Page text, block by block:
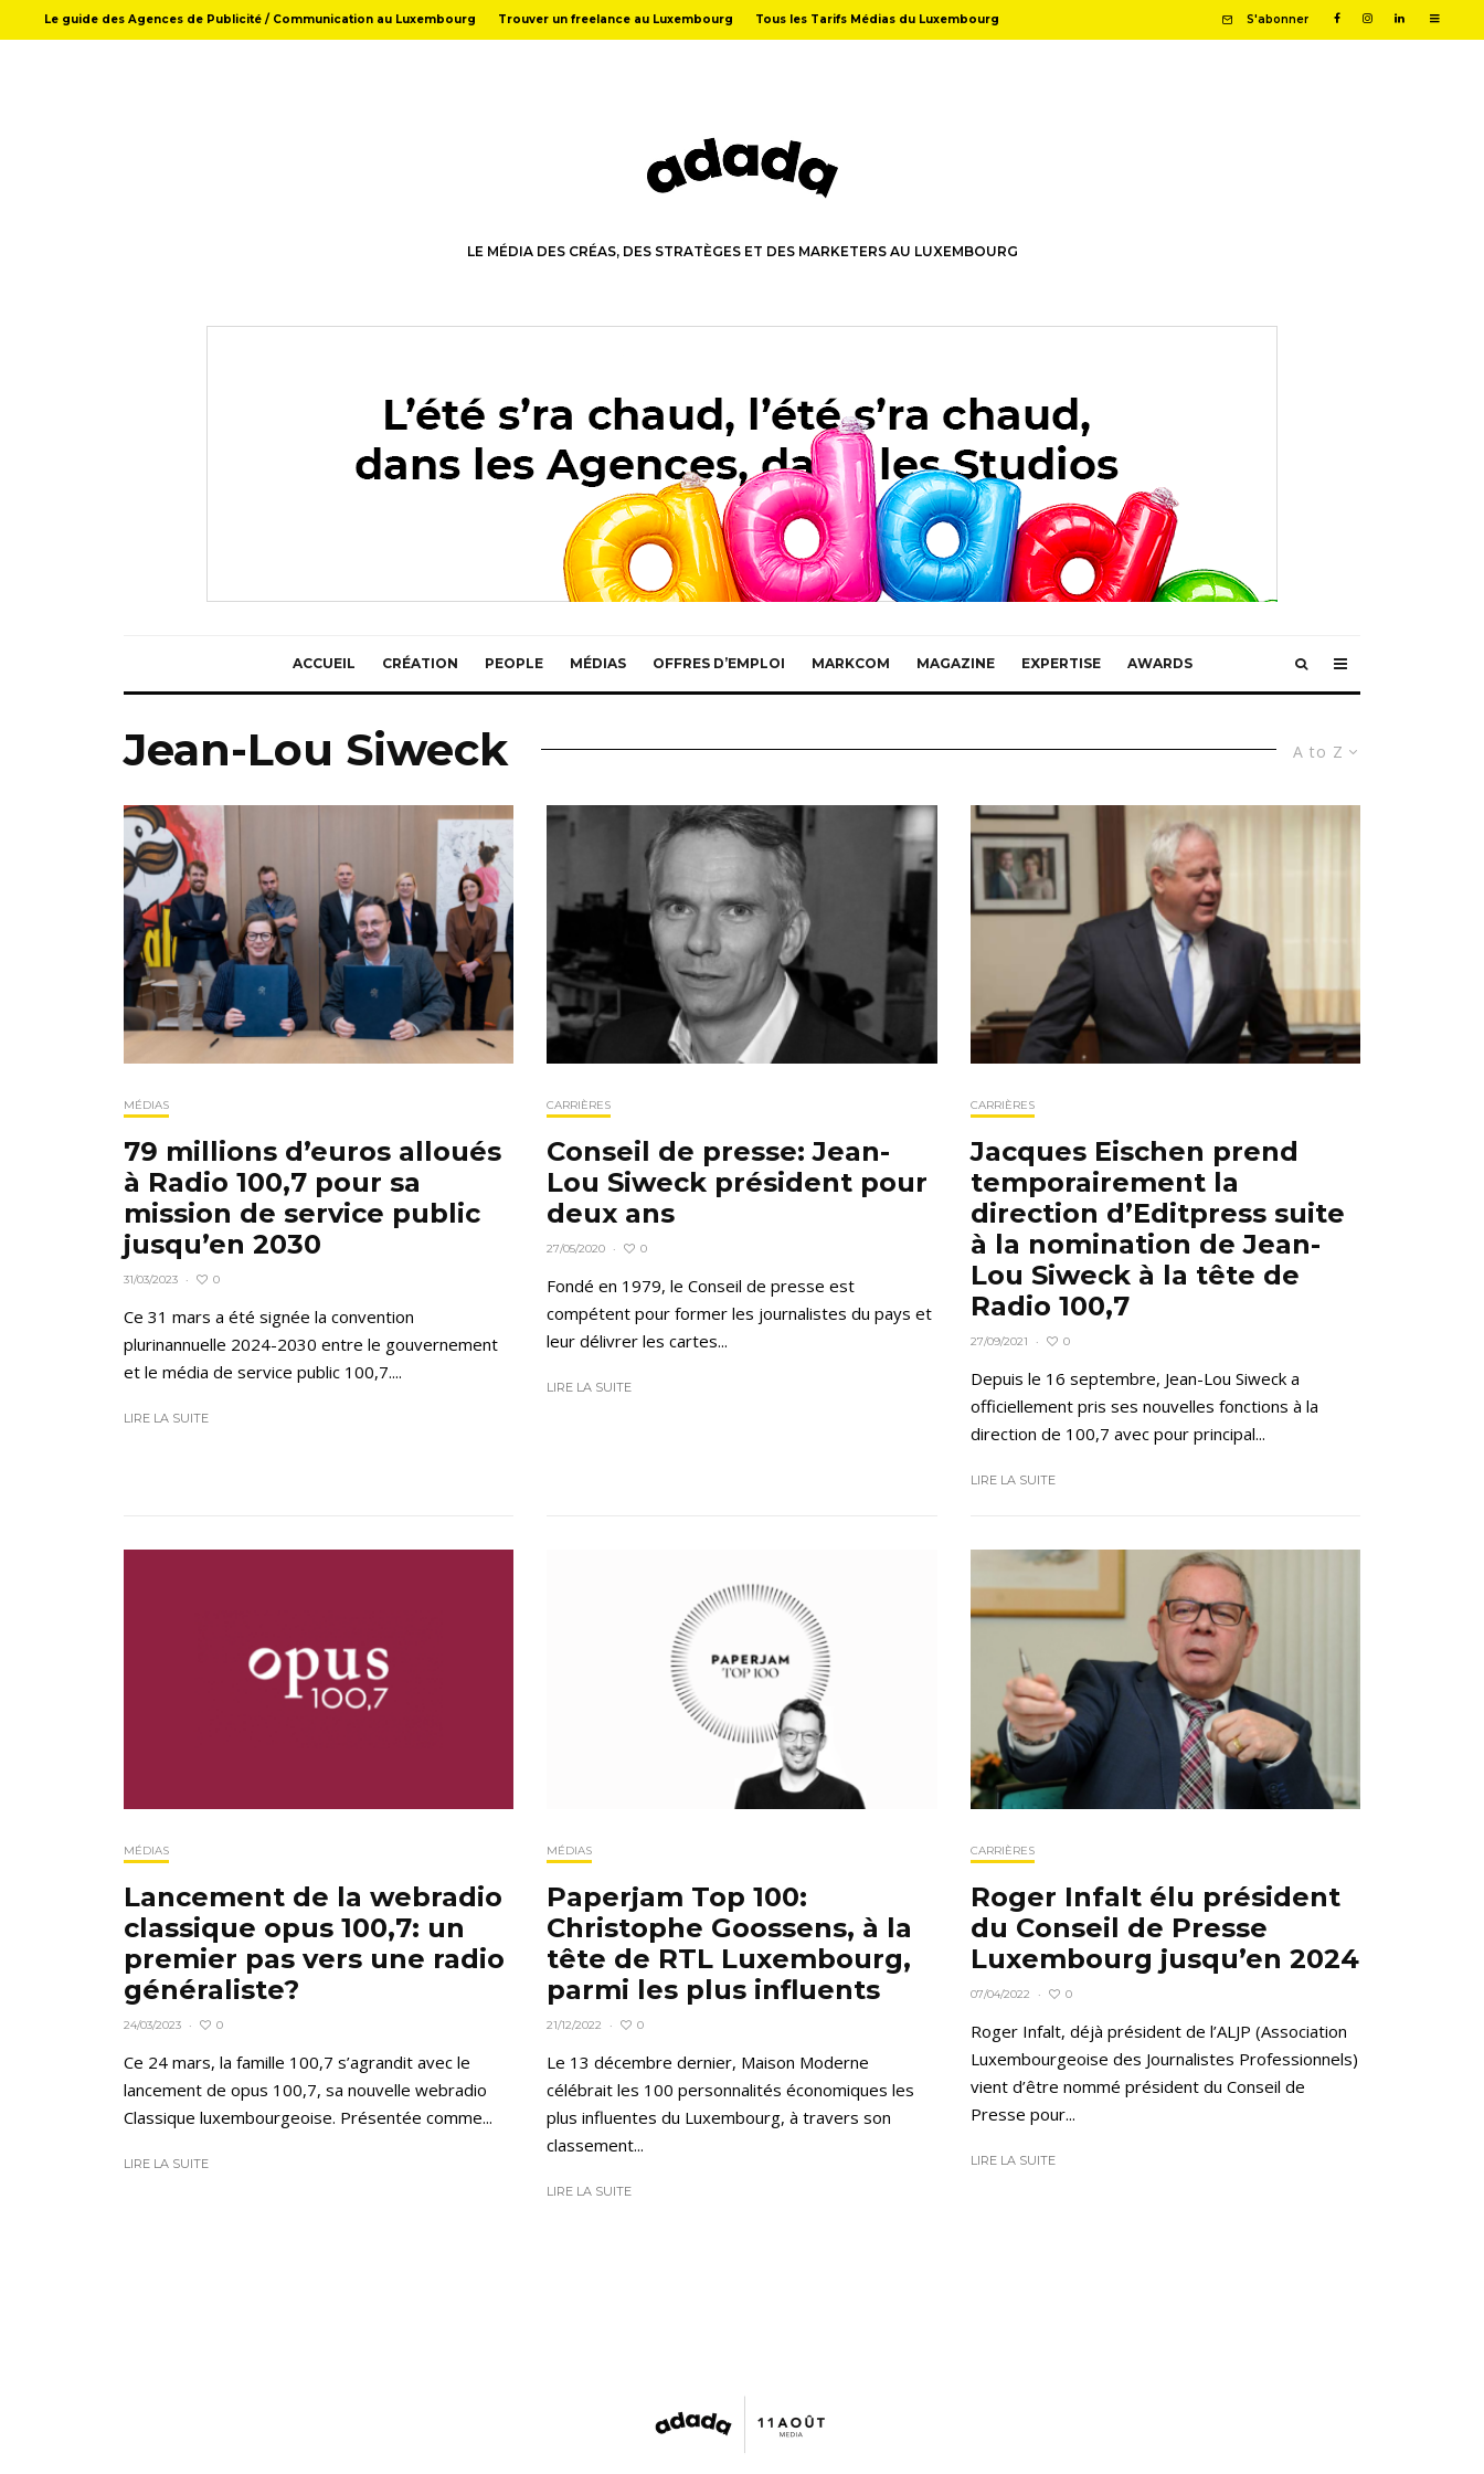
Le guide des Agences de Publicité / Communication au Luxembourg Trouver un freelance au Luxembourg Tous les Tarifs Médias du Luxembourg S'abonner
LE MÉDIA DES CRÉAS, DES STRATÈGES ET DES MARKETERS AU LUXEMBOURG
ACCUEIL CRÉATION PEOPLE MÉDIAS OFFRES D’EMPLOI MARKCOM MAGAZINE EXPERTISE AWARDS
A to Z
Jean-Lou Siweck
MÉDIAS
79 millions d’euros alloués
à Radio 100,7 pour sa
mission de service public
jusqu’en 2030
31/03/2023 · 0
Ce 31 mars a été signée la convention
plurinannuelle 2024-2030 entre le gouvernement
et le média de service public 100,7....
LIRE LA SUITE
CARRIÈRES
Conseil de presse: Jean-
Lou Siweck président pour
deux ans
27/05/2020 · 0
Fondé en 1979, le Conseil de presse est
compétent pour former les journalistes du pays et
leur délivrer les cartes...
LIRE LA SUITE
CARRIÈRES
Jacques Eischen prend
temporairement la
direction d’Editpress suite
à la nomination de Jean-
Lou Siweck à la tête de
Radio 100,7
27/09/2021 · 0
Depuis le 16 septembre, Jean-Lou Siweck a
officiellement pris ses nouvelles fonctions à la
direction de 100,7 avec pour principal...
LIRE LA SUITE
MÉDIAS
Lancement de la webradio
classique opus 100,7: un
premier pas vers une radio
généraliste?
24/03/2023 · 0
Ce 24 mars, la famille 100,7 s’agrandit avec le
lancement de opus 100,7, sa nouvelle webradio
Classique luxembourgeoise. Présentée comme...
LIRE LA SUITE
MÉDIAS
Paperjam Top 100:
Christophe Goossens, à la
tête de RTL Luxembourg,
parmi les plus influents
21/12/2022 · 0
Le 13 décembre dernier, Maison Moderne
célébrait les 100 personnalités économiques les
plus influentes du Luxembourg, à travers son
classement...
LIRE LA SUITE
CARRIÈRES
Roger Infalt élu président
du Conseil de Presse
Luxembourg jusqu’en 2024
07/04/2022 · 0
Roger Infalt, déjà président de l’ALJP (Association
Luxembourgeoise des Journalistes Professionnels)
vient d’être nommé président du Conseil de
Presse pour...
LIRE LA SUITE